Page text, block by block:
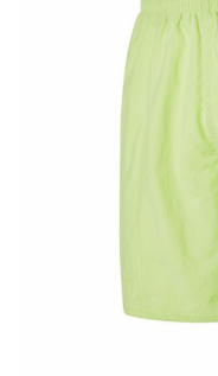
Genti si rucsacuri
Tricouri, pantaloni, bluze
Costume profesionale inot